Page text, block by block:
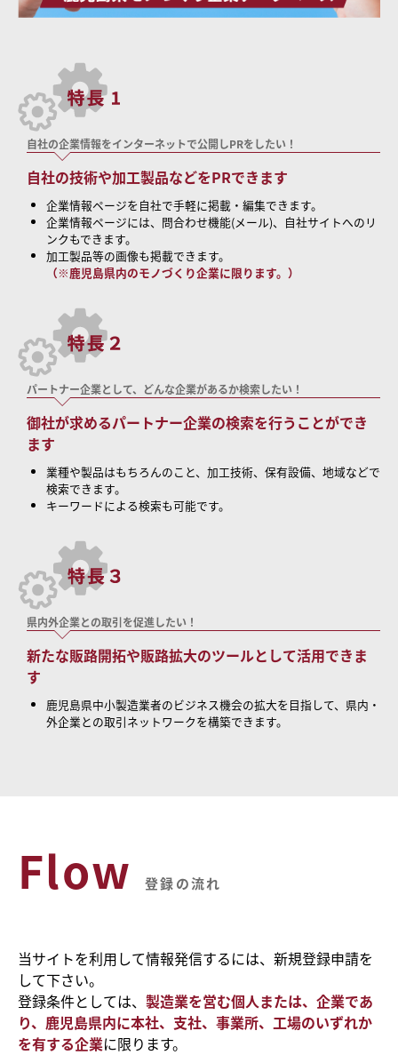
自社の企業情報をインターネットで公開しPRをしたい！
自社の技術や加工製品などをPRできます
企業情報ページを自社で手軽に掲載・編集できます。
企業情報ページには、問合わせ機能(メール)、自社サイトへのリ
ンクもできます。
加工製品等の画像も掲載できます。
（※鹿児島県内のモノづくり企業に限ります。）
パートナー企業として、どんな企業があるか検索したい！
御社が求めるパートナー企業の検索を行うことができ
ます
業種や製品はもちろんのこと、加工技術、保有設備、地域などで
検索できます。
キーワードによる検索も可能です。
県内外企業との取引を促進したい！
新たな販路開拓や販路拡大のツールとして活用できま
す
鹿児島県中小製造業者のビジネス機会の拡大を目指して、県内・
外企業との取引ネットワークを構築できます。
Flow 登録の流れ
当サイトを利用して情報発信するには、新規登録申請を
して下さい。
登録条件としては、 製造業を営む個人または、企業であ
り、鹿児島県内に本社、支社、事業所、工場のいずれか
を有する企業に限ります。